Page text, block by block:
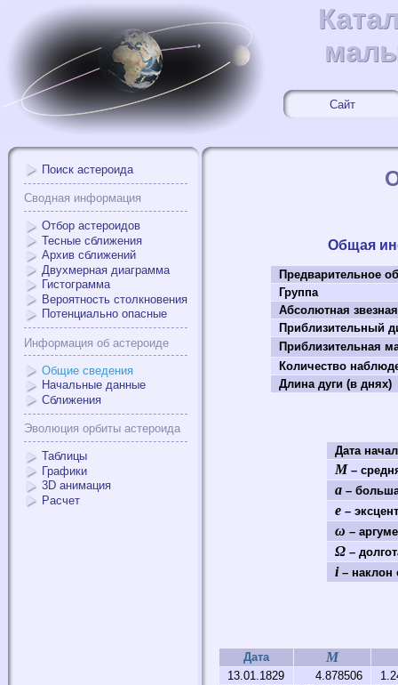
Сайт
Поиск астероида
Сводная информация
Отбор астероидов
Тесные сближения
Архив сближений
Двухмерная диаграмма
Гистограмма
Вероятность столкновения
Потенциально опасные
Информация об астероиде
Общие сведения
Начальные данные
Сближения
Эволюция орбиты астероида
Таблицы
Графики
3D анимация
Расчет
Общая
Предварительное
Группа
Абсолютная
Приблизительный
Приблизительная
Количество
Длина дуги (в днях)
Дата
M –
a–
e–
ω –
Ω–
i– наклон
Дата M
13.01.1829 4.878506